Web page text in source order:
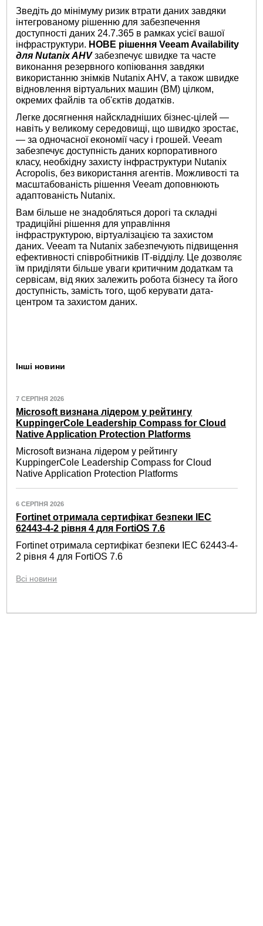
Зведіть до мінімуму ризик втрати даних завдяки
інтегрованому рішенню для забезпечення
доступності даних 24.7.365 в рамках усієї вашої
інфраструктури. НОВЕ рішення Veeam Availability
для Nutanix AHVзабезпечує швидке та часте
виконання резервного копіювання завдяки
використанню знімків Nutanix AHV, а також швидке
відновлення віртуальних машин (ВМ) цілком,
окремих файлів та об'єктів додатків.
Легке досягнення найскладніших бізнес-цілей —
навіть у великому середовищі, що швидко зростає,
— за одночасної економії часу і грошей. Veeam
забезпечує доступність даних корпоративного
класу, необхідну захисту інфраструктури Nutanix
Acropolis, без використання агентів. Можливості та
масштабованість рішення Veeam доповнюють
адаптованість Nutanix.
Вам більше не знадобляться дорогі та складні
традиційні рішення для управління
інфраструктурою, віртуалізацією та захистом
даних. Veeam та Nutanix забезпечують підвищення
ефективності співробітників ІТ-відділу. Це дозволяє
їм приділяти більше уваги критичним додаткам та
сервісам, від яких залежить робота бізнесу та його
доступність, замість того, щоб керувати дата-
центром та захистом даних.
Інші новини
7 СЕРПНЯ 2026
Microsoft визнана лідером у рейтингу
KuppingerCole Leadership Compass for Cloud
Native Application Protection Platforms
Microsoft визнана лідером у рейтингу
KuppingerCole Leadership Compass for Cloud
Native Application Protection Platforms
6 СЕРПНЯ 2026
Fortinet отримала сертифікат безпеки IEC
62443-4-2 рівня 4 для FortiOS 7.6
Fortinet отримала сертифікат безпеки IEC 62443-4-
2 рівня 4 для FortiOS 7.6
Всі новини